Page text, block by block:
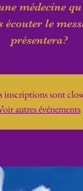
médecine
écouter le
présentera?
inscriptions sont
autres événements